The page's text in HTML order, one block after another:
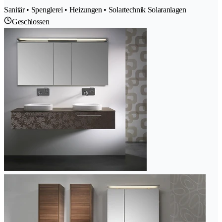
Sanitär • Spenglerei • Heizungen • Solartechnik Solaranlagen
Geschlossen